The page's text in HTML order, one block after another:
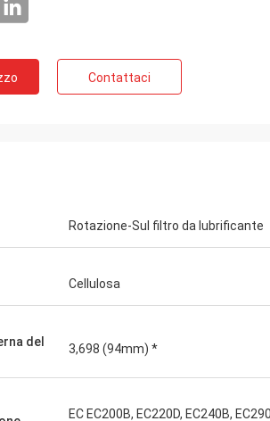
Contattaci
Rotazione-Sul filtro da lubrificante
Cellulosa
del
3,698 (94mm) *
EC EC200B, EC220D, EC240B,